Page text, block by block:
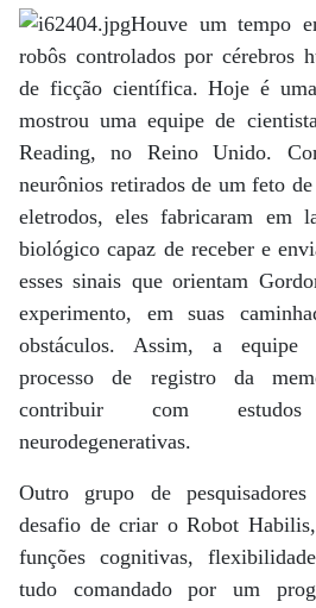
Houve um tempo
robôs controlados por cérebros
de ficção científica. Hoje é
mostrou uma equipe de
Reading, no Reino Unido.
neurônios retirados de um feto
eletrodos, eles fabricaram em
biológico capaz de receber e
esses sinais que orientam
experimento, em suas
obstáculos. Assim, a equipe
processo de registro da
contribuir com
neurodegenerativas.
Outro grupo de
desafio de criar o Robot
funções cognitivas,
tudo comandado por um